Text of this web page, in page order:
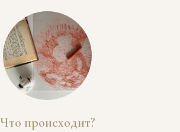
Что происходит?